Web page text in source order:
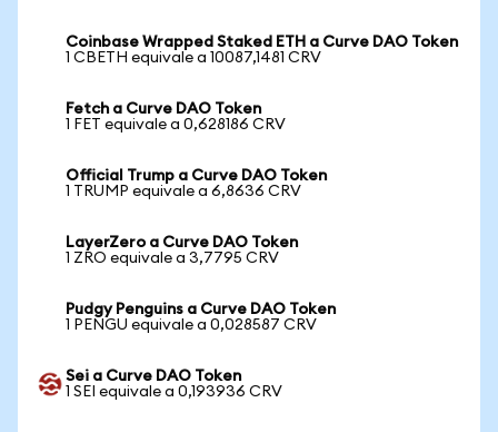
Coinbase Wrapped Staked ETH a Curve DAO Token
1 CBETH equivale a 10087,1481 CRV
Fetch a Curve DAO Token
1 FET equivale a 0,628186 CRV
Official Trump a Curve DAO Token
1 TRUMP equivale a 6,8636 CRV
LayerZero a Curve DAO Token
1 ZRO equivale a 3,7795 CRV
Pudgy Penguins a Curve DAO Token
1 PENGU equivale a 0,028587 CRV
Sei a Curve DAO Token
1 SEI equivale a 0,193936 CRV